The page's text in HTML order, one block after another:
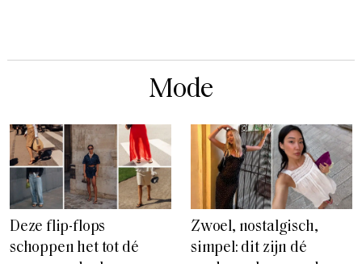
Mode
Deze flip-flops
schoppen het tot dé
Zwoel, nostalgisch,
simpel: dit zijn dé